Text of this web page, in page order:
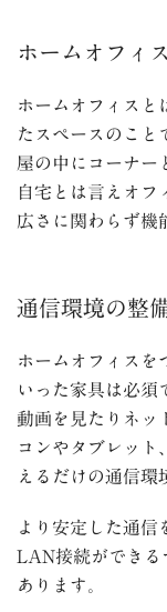
ホームオフィ
ホームオフィスと
たスペースのこと
屋の中にコーナー
自宅とは言えオフ
広さに関わらず機
通信環境の整
ホームオフィスを
いった家具は必須
動画を見たりネッ
コンやタブレット
えるだけの通信環
より安定した通信
LAN接続ができる
あります。